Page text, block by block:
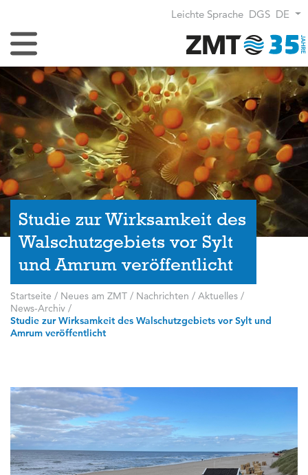
Leichte Sprache DGS DE
Navigation umschalten
Studie zur Wirksamkeit des
Walschutzgebiets vor Sylt
und Amrum veröffentlicht
Startseite / Neues am ZMT / Nachrichten / Aktuelles /
News-Archiv /
Studie zur Wirksamkeit des Walschutzgebiets vor Sylt und
Amrum veröffentlicht